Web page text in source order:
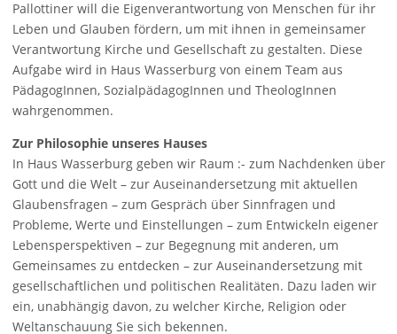
Pallottiner will die Eigenverantwortung von Menschen für ihr
Leben und Glauben fördern, um mit ihnen in gemeinsamer
Verantwortung Kirche und Gesellschaft zu gestalten. Diese
Aufgabe wird in Haus Wasserburg von einem Team aus
PädagogInnen, SozialpädagogInnen und TheologInnen
wahrgenommen.
Zur Philosophie unseres Hauses
In Haus Wasserburg geben wir Raum :- zum Nachdenken über
Gott und die Welt – zur Auseinandersetzung mit aktuellen
Glaubensfragen – zum Gespräch über Sinnfragen und
Probleme, Werte und Einstellungen – zum Entwickeln eigener
Lebensperspektiven – zur Begegnung mit anderen, um
Gemeinsames zu entdecken – zur Auseinandersetzung mit
gesellschaftlichen und politischen Realitäten. Dazu laden wir
ein, unabhängig davon, zu welcher Kirche, Religion oder
Weltanschauung Sie sich bekennen.